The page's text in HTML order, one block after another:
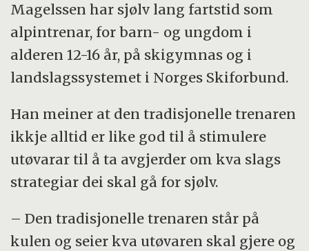
Magelssen har sjølv lang fartstid som
alpintrenar, for barn- og ungdom i
alderen 12-16 år, på skigymnas og i
landslagssystemet i Norges Skiforbund.
Han meiner at den tradisjonelle trenaren
ikkje alltid er like god til å stimulere
utøvarar til å ta avgjerder om kva slags
strategiar dei skal gå for sjølv.
– Den tradisjonelle trenaren står på
kulen og seier kva utøvaren skal gjere og